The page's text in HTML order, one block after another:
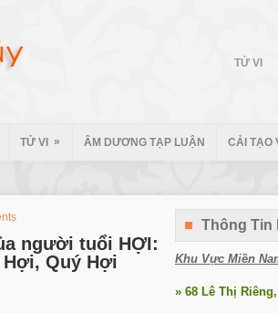
TỬ VI
TỬ VI » ÂM DƯƠNG TẠP LUẬN CẢI TẠO
người tuổi HỢI:
Quý Hợi
Thông Tin
Khu Vực Miền
» 68 Lê Thị